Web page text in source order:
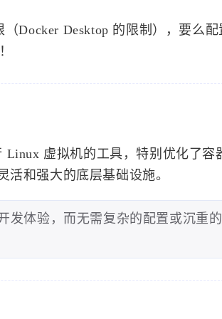
Docker Desktop 的限制），要么
Linux 虚拟机的工具，特别优化了容
和强大的底层基础设施。
发体验，而无需复杂的配置或沉重